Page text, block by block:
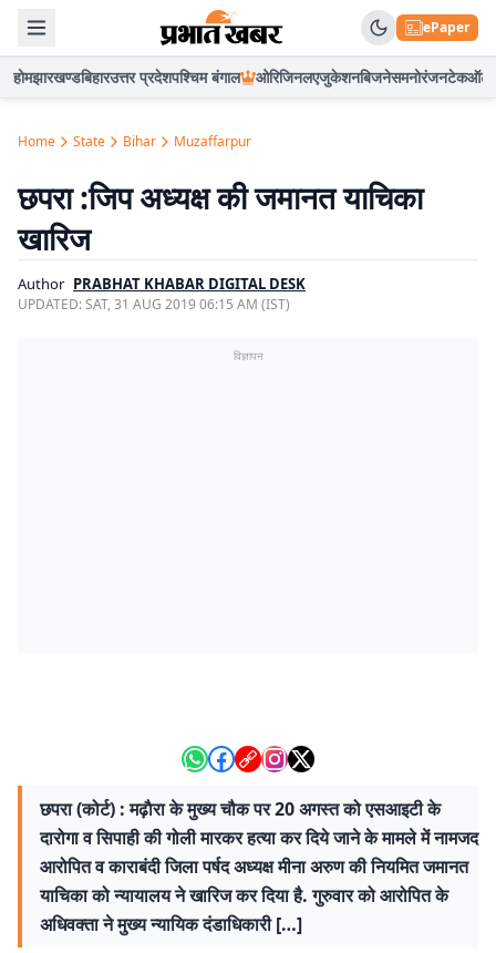
ePaper
होमझारखण्डबिहारउत्तर प्रदेशपश्चिम बंगाल ओरिजिनलएजुकेशनबिजनेसमनोरंजनटेकऑटो
Home State Bihar Muzaffarpur
छपरा :जिप अध्यक्ष की जमानत याचिका
खारिज
Author PRABHAT KHABAR DIGITAL DESK
UPDATED:SAT, 31 AUG 2019 06:15 AM (IST)
विज्ञापन
छपरा (कोर्ट) : मढ़ाैरा के मुख्य चौक पर 20 अगस्त को एसआइटी के
दारोगा व सिपाही की गोली मारकर हत्या कर दिये जाने के मामले में नामजद
आरोपित व काराबंदी जिला पर्षद अध्यक्ष मीना अरुण की नियमित जमानत
याचिका को न्यायालय ने खारिज कर दिया है. गुरुवार को आरोपित के
अधिवक्ता ने मुख्य न्यायिक दंडाधिकारी […]